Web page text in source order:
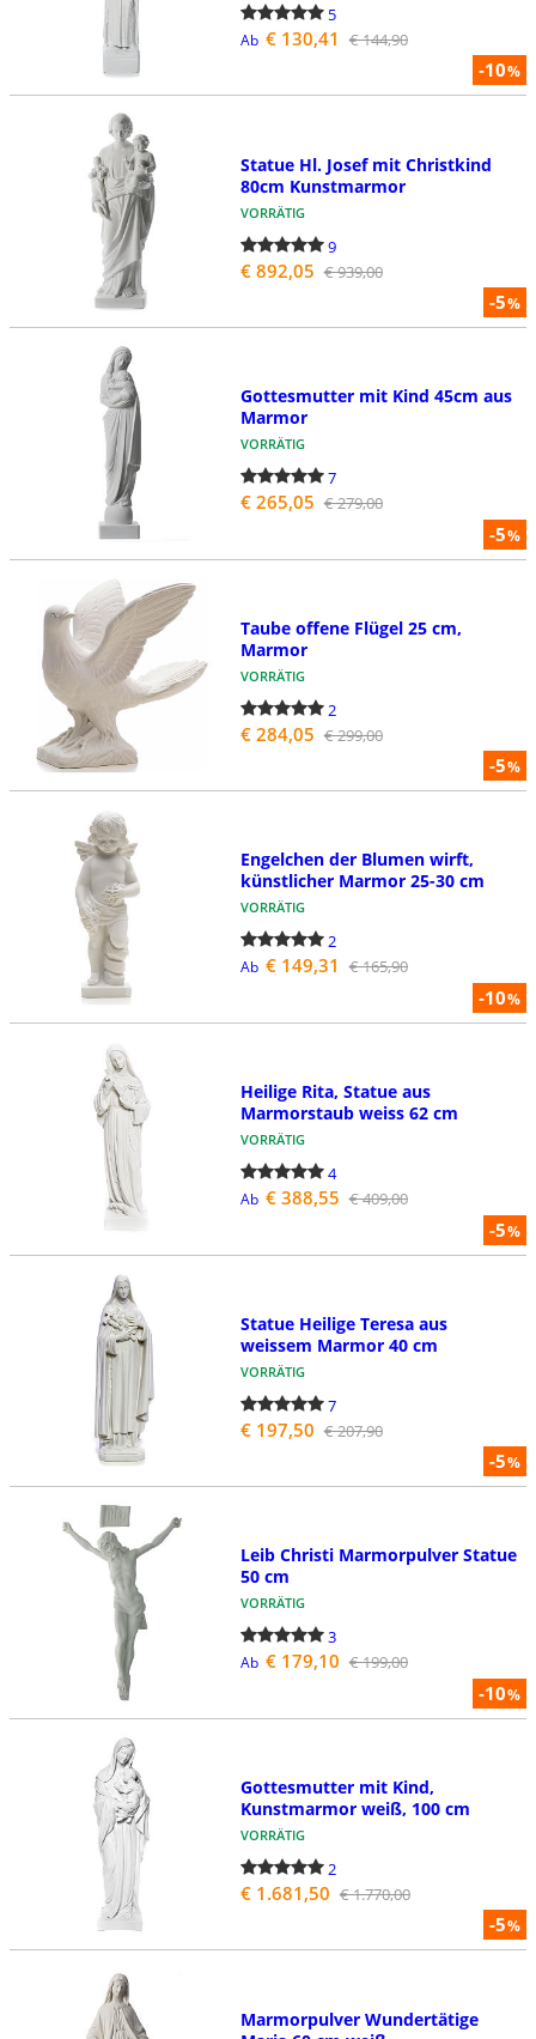
-10%
5
Ab € 130,41 € 144,90
-5%
Statue Hl. Josef mit Christkind
80cm Kunstmarmor
VORRÄTIG
9
€ 892,05 € 939,00
-5%
Gottesmutter mit Kind 45cm aus
Marmor
VORRÄTIG
7
€ 265,05 € 279,00
-5%
Taube offene Flügel 25 cm,
Marmor
VORRÄTIG
2
€ 284,05 € 299,00
-10%
Engelchen der Blumen wirft,
künstlicher Marmor 25-30 cm
VORRÄTIG
2
Ab € 149,31 € 165,90
-5%
Heilige Rita, Statue aus
Marmorstaub weiss 62 cm
VORRÄTIG
4
Ab € 388,55 € 409,00
-5%
Statue Heilige Teresa aus
weissem Marmor 40 cm
VORRÄTIG
7
€ 197,50 € 207,90
-10%
Leib Christi Marmorpulver Statue
50 cm
VORRÄTIG
3
Ab € 179,10 € 199,00
-5%
Gottesmutter mit Kind,
Kunstmarmor weiß, 100 cm
VORRÄTIG
2
€ 1.681,50 € 1.770,00
Marmorpulver Wundertätige